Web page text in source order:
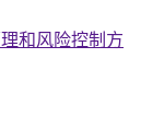
和风险控制方